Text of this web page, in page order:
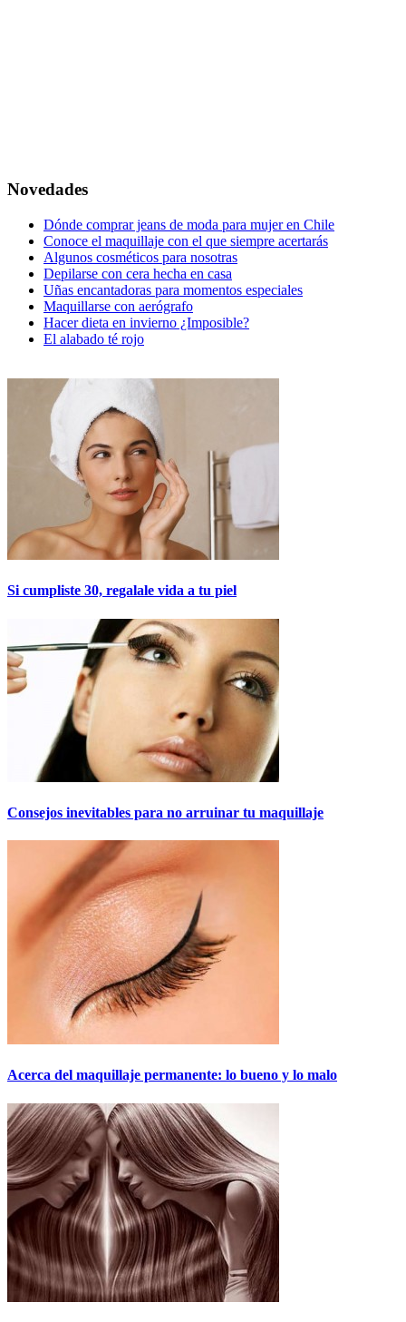
Novedades
Dónde comprar jeans de moda para mujer en Chile
Conoce el maquillaje con el que siempre acertarás
Algunos cosméticos para nosotras
Depilarse con cera hecha en casa
Uñas encantadoras para momentos especiales
Maquillarse con aerógrafo
Hacer dieta en invierno ¿Imposible?
El alabado té rojo
Si cumpliste 30, regalale vida a tu piel
Consejos inevitables para no arruinar tu maquillaje
Acerca del maquillaje permanente: lo bueno y lo malo